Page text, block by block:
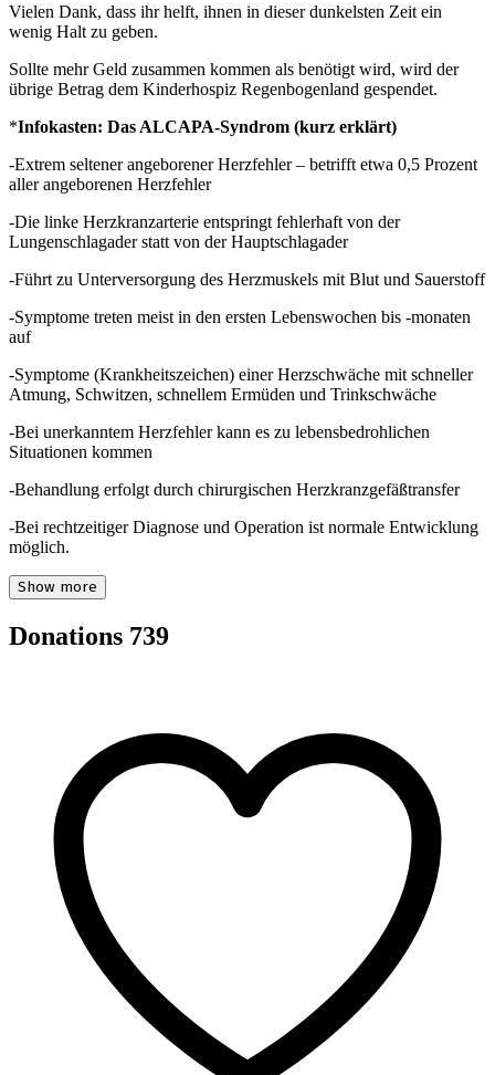
Vielen Dank, dass ihr helft, ihnen in dieser dunkelsten Zeit ein
wenig Halt zu geben.
Sollte mehr Geld zusammen kommen als benötigt wird, wird der
übrige Betrag dem Kinderhospiz Regenbogenland gespendet.
*Infokasten: Das ALCAPA-Syndrom (kurz erklärt)
-Extrem seltener angeborener Herzfehler – betrifft etwa 0,5 Prozent
aller angeborenen Herzfehler
-Die linke Herzkranzarterie entspringt fehlerhaft von der
Lungenschlagader statt von der Hauptschlagader
-Führt zu Unterversorgung des Herzmuskels mit Blut und Sauerstoff
-Symptome treten meist in den ersten Lebenswochen bis -monaten
auf
-Symptome (Krankheitszeichen) einer Herzschwäche mit schneller
Atmung, Schwitzen, schnellem Ermüden und Trinkschwäche
-Bei unerkanntem Herzfehler kann es zu lebensbedrohlichen
Situationen kommen
-Behandlung erfolgt durch chirurgischen Herzkranzgefäßtransfer
-Bei rechtzeitiger Diagnose und Operation ist normale Entwicklung
möglich.
Show more
Donations 739